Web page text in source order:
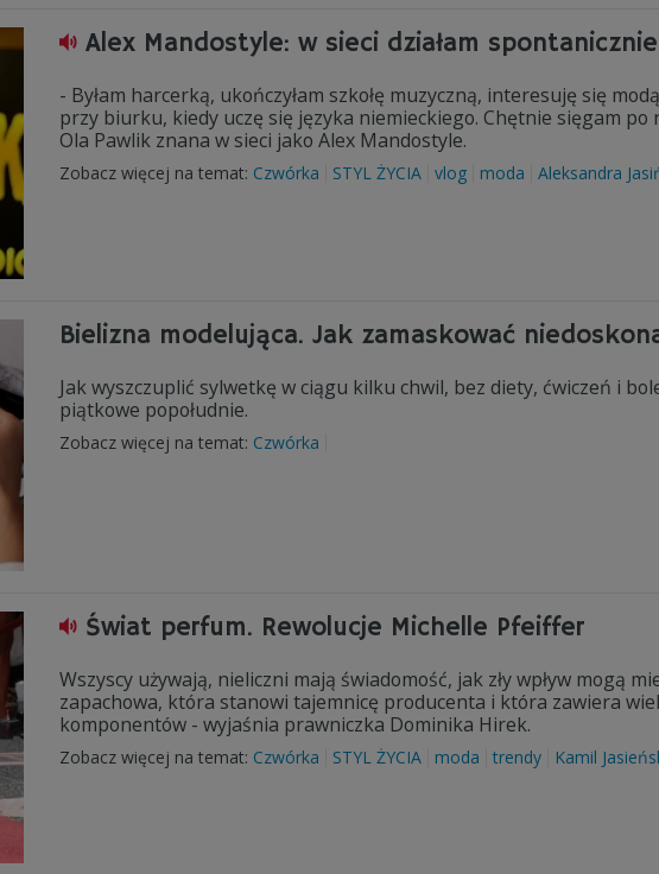
Alex Mandostyle: w sieci działam spontanicznie
- Byłam harcerką, ukończyłam szkołę muzyczną, interesuję się
przy biurku, kiedy uczę się języka niemieckiego. Chętnie sięgam
Ola Pawlik znana w sieci jako Alex Mandostyle.
Zobacz więcej na temat: Czwórka STYL ŻYCIA vlog moda Aleksandra
Bielizna modelująca. Jak zamaskować
Jak wyszczuplić sylwetkę w ciągu kilku chwil, bez diety, ćwiczeń i
piątkowe popołudnie.
Zobacz więcej na temat: Czwórka
Świat perfum. Rewolucje Michelle Pfeiffer
Wszyscy używają, nieliczni mają świadomość, jak zły wpływ mogą
zapachowa, która stanowi tajemnicę producenta i która zawiera
komponentów - wyjaśnia prawniczka Dominika Hirek.
Zobacz więcej na temat: Czwórka STYL ŻYCIA moda trendy Kamil